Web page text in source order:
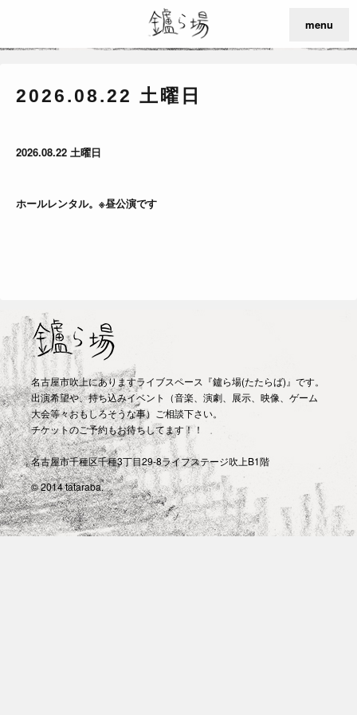
menu
2026.08.22 土曜日
2026.08.22 土曜日
ホールレンタル。※昼公演です
名古屋市吹上にありますライブスペース『鑪ら場(たたらば)』です。
出演希望や、持ち込みイベント（音楽、演劇、展示、映像、ゲーム
大会等々おもしろそうな事）ご相談下さい。
チケットのご予約もお待ちしてます！！
名古屋市千種区千種3丁目29-8ライフステージ吹上B1階
© 2014 tataraba.